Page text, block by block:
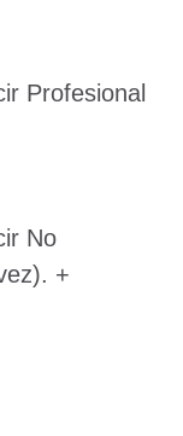
Profesional
No
+